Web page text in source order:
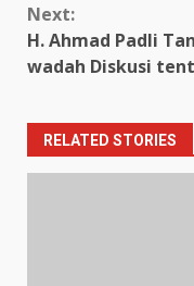
Next:
H. Ahmad Padli
wadah Diskusi
RELATED STORIES